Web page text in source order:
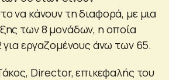
να κάνουν τη διαφορά, με μια
των 8 μονάδων, η οποία
για εργαζομένους άνω των 65.
Director, επικεφαλής του